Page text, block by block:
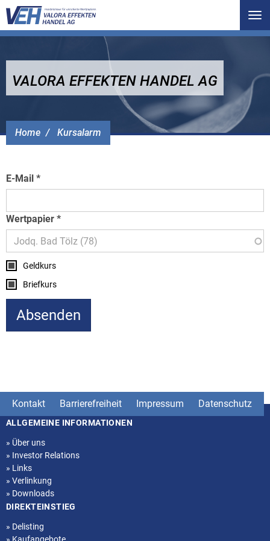
Home Kursalarm
VALORA EFFEKTEN HANDEL AG
E-Mail
Wertpapier
Geldkurs
Briefkurs
Kontakt Barrierefreiheit Impressum Datenschutz
Seitenstruktur
ALLGEMEINE INFORMATIONEN
» Über uns
» Investor Relations
» Links
» Verlinkung
» Downloads
DIREKTEINSTIEG
» Delisting